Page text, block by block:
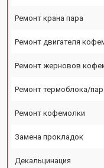
Ремонт крана пара
Ремонт двигателя
Ремонт жерновов
Ремонт термоблока/
Ремонт кофемолки
Замена прокладок
Декальцинация